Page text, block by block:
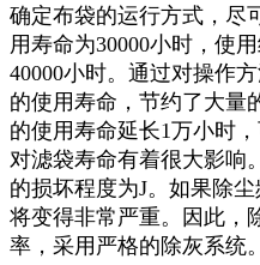
确定布袋的运行方式，尽
用寿命为30000小时，使
40000小时。通过对操作
的使用寿命，节约了大量
的使用寿命延长1万小时
对滤袋寿命有着很大影响
的损坏程度为J。如果除
将变得非常严重。因此，
率，采用严格的除灰系统。